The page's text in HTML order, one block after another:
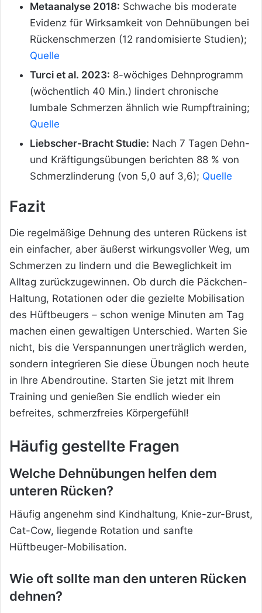
Metaanalyse 2018: Schwache bis moderate
Evidenz für Wirksamkeit von Dehnübungen bei
Rückenschmerzen (12 randomisierte Studien);
Quelle
Turci et al. 2023: 8-wöchiges Dehnprogramm
(wöchentlich 40 Min.) lindert chronische
lumbale Schmerzen ähnlich wie Rumpftraining;
Quelle
Liebscher-Bracht Studie: Nach 7 Tagen Dehn-
und Kräftigungsübungen berichten 88 % von
Schmerzlinderung (von 5,0 auf 3,6); Quelle
Fazit
Die regelmäßige Dehnung des unteren Rückens ist
ein einfacher, aber äußerst wirkungsvoller Weg, um
Schmerzen zu lindern und die Beweglichkeit im
Alltag zurückzugewinnen. Ob durch die Päckchen-
Haltung, Rotationen oder die gezielte Mobilisation
des Hüftbeugers – schon wenige Minuten am Tag
machen einen gewaltigen Unterschied. Warten Sie
nicht, bis die Verspannungen unerträglich werden,
sondern integrieren Sie diese Übungen noch heute
in Ihre Abendroutine. Starten Sie jetzt mit Ihrem
Training und genießen Sie endlich wieder ein
befreites, schmerzfreies Körpergefühl!
Häufig gestellte Fragen
Welche Dehnübungen helfen dem
unteren Rücken?
Häufig angenehm sind Kindhaltung, Knie-zur-Brust,
Cat-Cow, liegende Rotation und sanfte
Hüftbeuger-Mobilisation.
Wie oft sollte man den unteren Rücken
dehnen?